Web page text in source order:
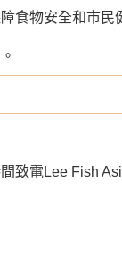
食物安全和市民
致電Lee Fish